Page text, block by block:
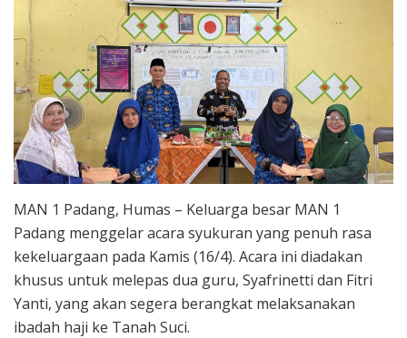
MAN 1 Padang, Humas – Keluarga besar MAN 1
Padang menggelar acara syukuran yang penuh rasa
kekeluargaan pada Kamis (16/4). Acara ini diadakan
khusus untuk melepas dua guru, Syafrinetti dan Fitri
Yanti, yang akan segera berangkat melaksanakan
ibadah haji ke Tanah Suci.